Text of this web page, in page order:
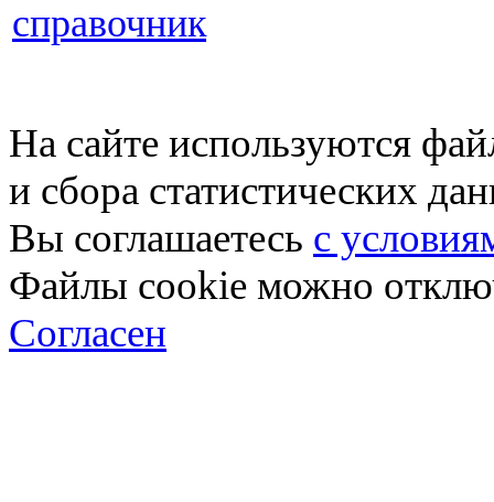
справочник
На сайте используются
и сбора статистических
Вы соглашаетесь с
Файлы cookie можно
Согласен